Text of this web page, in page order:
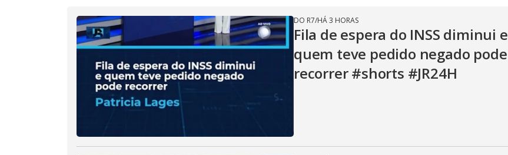
DO R7/HÁ 3 HORAS
Fila de espera do INSS diminui e
quem teve pedido negado pode
recorrer #shorts #JR24H